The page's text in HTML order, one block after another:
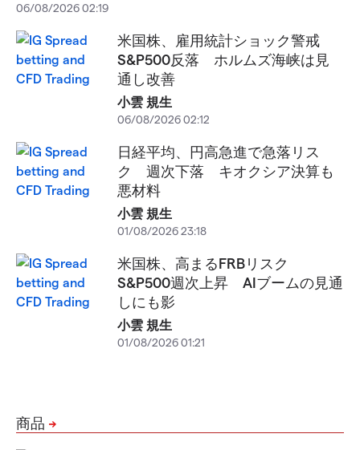
06/08/2026 02:19
米国株、雇用統計ショック警戒
S&P500反落 ホルムズ海峡は見
通し改善
小雲 規生
06/08/2026 02:12
日経平均、円高急進で急落リス
ク 週次下落 キオクシア決算も
悪材料
小雲 規生
01/08/2026 23:18
米国株、高まるFRBリスク
S&P500週次上昇 AIブームの見通
しにも影
小雲 規生
01/08/2026 01:21
商品